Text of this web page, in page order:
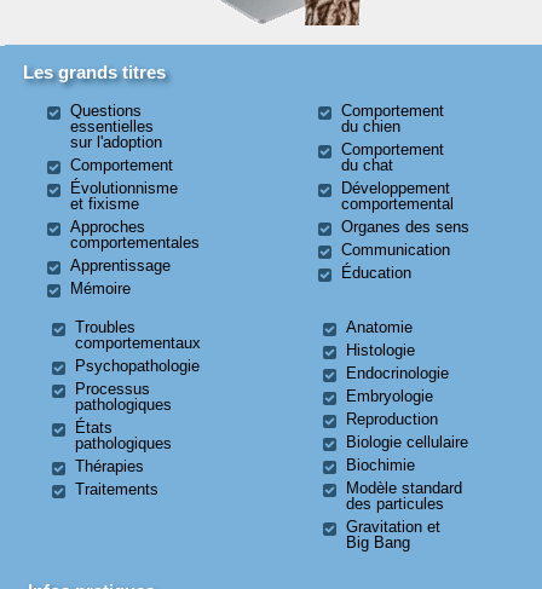
Les grands titres
Questions
essentielles
sur l'adoption
Comportement
Évolutionnisme
et fixisme
Approches
comportementales
Apprentissage
Mémoire
Comportement
du chien
Comportement
du chat
Développement
comportemental
Organes des sens
Communication
Éducation
Troubles
comportementaux
Psychopathologie
Processus
pathologiques
États
pathologiques
Thérapies
Traitements
Anatomie
Histologie
Endocrinologie
Embryologie
Reproduction
Biologie cellulaire
Biochimie
Modèle standard
des particules
Gravitation et
Big Bang